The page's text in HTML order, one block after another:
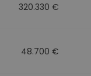
320.330 €
48.700 €